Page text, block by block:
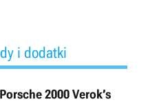
i dodatki
2000 Verok’s